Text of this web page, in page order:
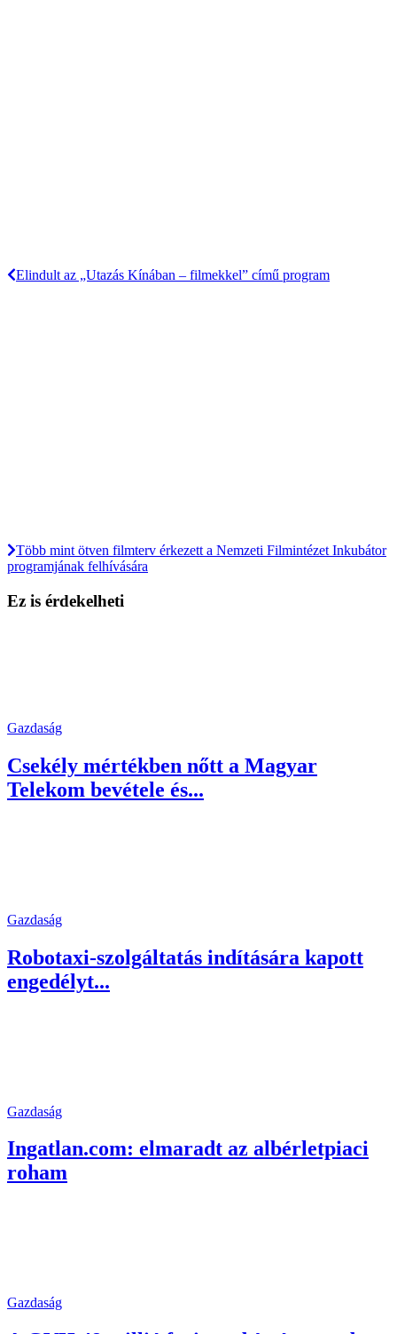
Elindult az „Utazás Kínában – filmekkel” című program
Több mint ötven filmterv érkezett a Nemzeti Filmintézet Inkubátor
programjának felhívására
Ez is érdekelheti
Gazdaság
Csekély mértékben nőtt a Magyar
Telekom bevétele és...
Gazdaság
Robotaxi-szolgáltatás indítására kapott
engedélyt...
Gazdaság
Ingatlan.com: elmaradt az albérletpiaci
roham
Gazdaság